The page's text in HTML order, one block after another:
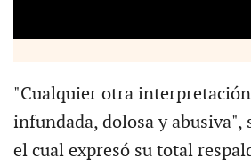
"Cualquier otra
infundada, dolosa y abusiva",
el cual expresó su total